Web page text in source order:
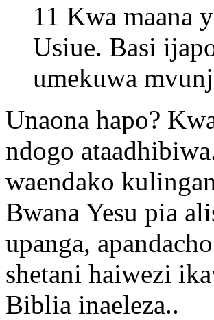
11 Kwa maana
Usiue. Basi
umekuwa
Unaona hapo?
ndogo
waendako
Bwana Yesu pia
upanga,
shetani haiwezi
Biblia inaeleza..